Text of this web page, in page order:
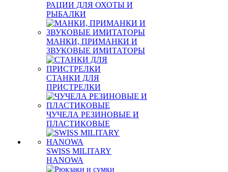
РАЦИИ ДЛЯ ОХОТЫ И
РЫБАЛКИ
МАНКИ, ПРИМАНКИ И
ЗВУКОВЫЕ ИМИТАТОРЫ
СТАНКИ ДЛЯ
ПРИСТРЕЛКИ
ЧУЧЕЛА РЕЗИНОВЫЕ И
ПЛАСТИКОВЫЕ
SWISS MILITARY
HANOWA